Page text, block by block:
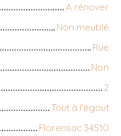
A rénover
Non meublé
Rue
Non
2
Tout à l'égout
Florensac 34510